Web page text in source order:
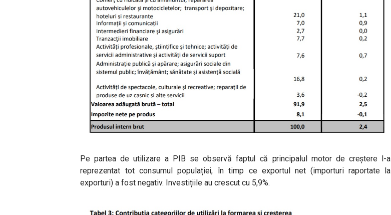
Pe partea de utilizare a PIB se observă faptul că principalul motor de creștere l-a
reprezentat tot consumul populației, în timp ce exportul net (importuri raportate la
exporturi) a fost negativ. Investițiile au crescut cu 5,9%.